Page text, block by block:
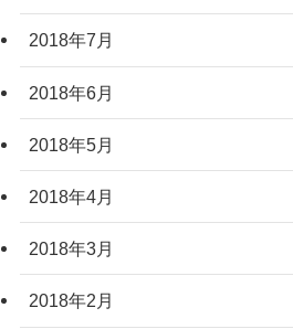
2018年7月
2018年6月
2018年5月
2018年4月
2018年3月
2018年2月